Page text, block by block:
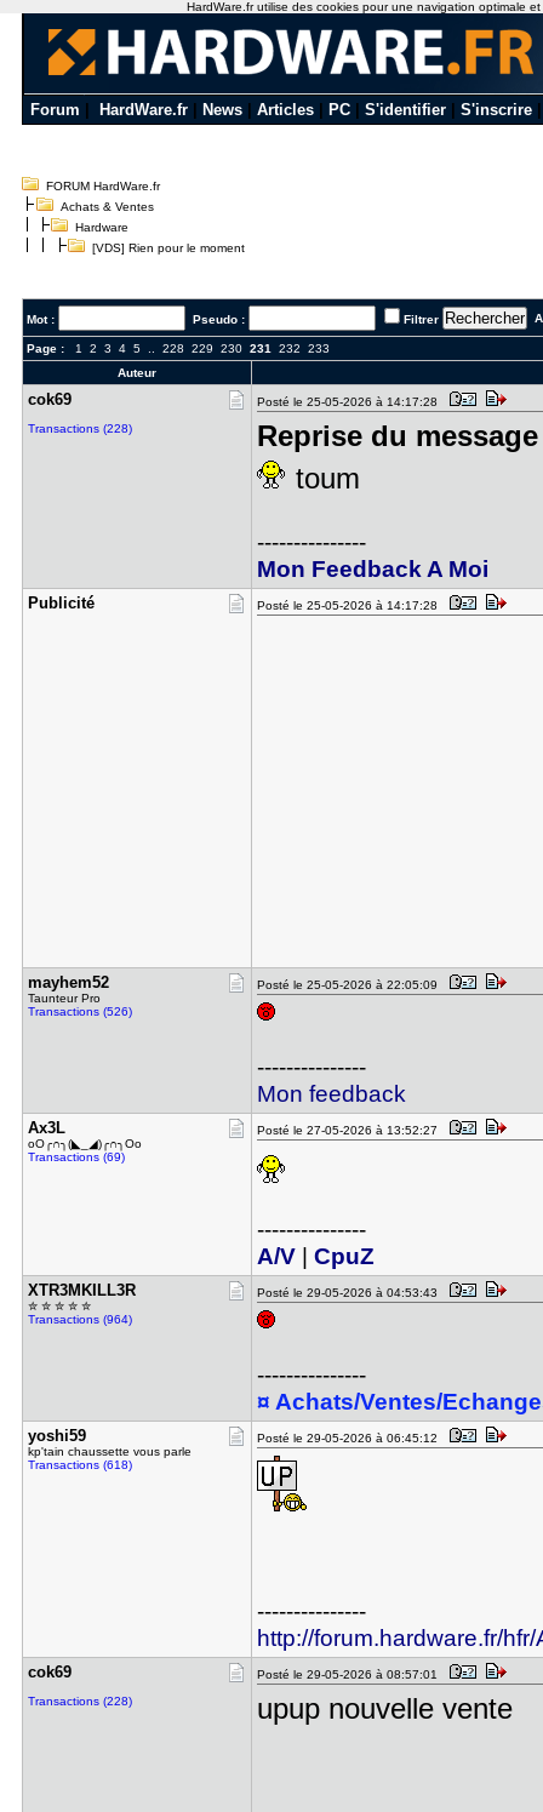
Forum HardWare.fr News Articles PC S'identifier S'inscrire
FORUM HardWare.fr
Achats & Ventes
Hardware
[VDS] Rien pour le moment
Mot : Pseudo : Filtrer
Page : 1 2 3 4 5.. 228 229 230 231 232
233
Auteur
cok69
Transactions (228)
Posté le 25-05-2026 à 14:17:28
Reprise du
toum
---------------
Mon Feedback A Moi
Publicité Posté le 25-05-2026 à 14:17:28
mayhem52
Taunteur Pro
Transactions (526)
Posté le 25-05-2026 à 22:05:09
---------------
Mon feedback
Ax3L
oO╭∩╮(◣_◢)╭∩╮Oo
Transactions (69)
Posté le 27-05-2026 à 13:52:27
---------------
A/V| CpuZ
XTR3MKILL3​R
✮ ✮ ✮ ✮ ✮
Transactions (964)
Posté le 29-05-2026 à 04:53:43
---------------
¤ Achats/Ventes/
yoshi59
kp'tain chaussette vous parle
Transactions (618)
Posté le 29-05-2026 à 06:45:12
---------------
http://forum.hardware.fr/
cok69
Transactions (228)
Posté le 29-05-2026 à 08:57:01
upup nouvelle vente
HardWare.fr utilise des cookies pour une navigation optimale